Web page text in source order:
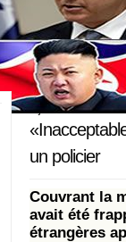
6 juin 2019
un policier
Couvrant la
avait été
étrangères